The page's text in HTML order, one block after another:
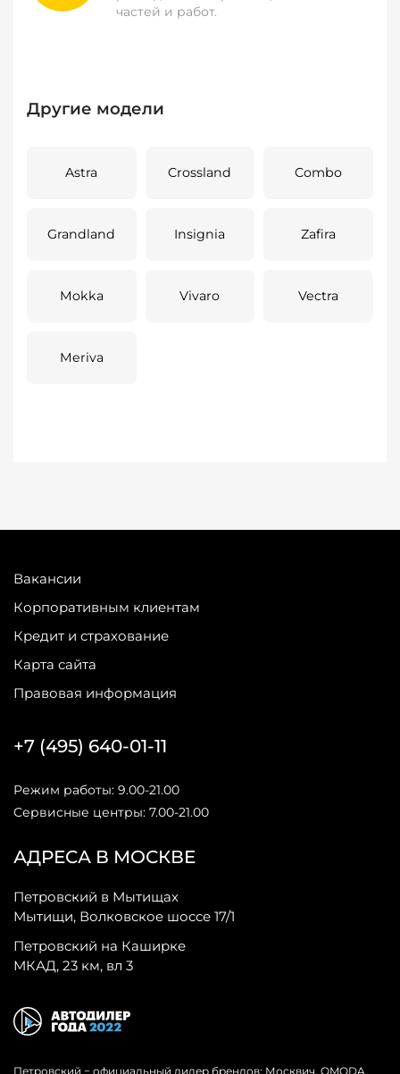
частей и работ.
Другие модели
Astra Crossland Combo
Grandland Insignia Zafira
Mokka Vivaro Vectra
Meriva
Вакансии
Корпоративным клиентам
Кредит и страхование
Карта сайта
Правовая информация
АДРЕСА В МОСКВЕ
Петровский в Мытищах
Мытищи, Волковское шоссе 17/1
Петровский на Каширке
МКАД, 23 км, вл 3
+7 (495) 640-01-11
Режим работы: 9.00-21.00
Сервисные центры: 7.00-21.00
Петровский − официальный дилер брендов: Москвич, OMODA,